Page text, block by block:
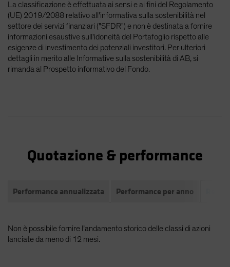
La classificazione è effettuata ai sensi e ai fini del Regolamento
(UE) 2019/2088 relativo all'informativa sulla sostenibilità nel
settore dei servizi finanziari ("SFDR") e non è destinata a fornire
informazioni esaustive sull'idoneità del Portafoglio rispetto alle
esigenze di investimento dei potenziali investitori. Per ulteriori
dettagli in merito alle Informative sulla sostenibilità di AB, si
rimanda al Prospetto informativo del Fondo.
Quotazione & performance
Performance annualizzata Performance per anno
Non è possibile fornire l’andamento storico delle classi di azioni
lanciate da meno di 12 mesi.